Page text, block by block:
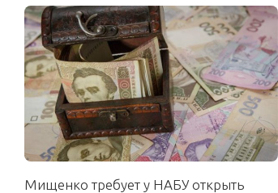
Мищенко требует у НАБУ открыть